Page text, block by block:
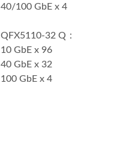
40/100 GbE x 4
QFX5110-32 Q：
10 GbE x 96
40 GbE x 32
100 GbE x 4